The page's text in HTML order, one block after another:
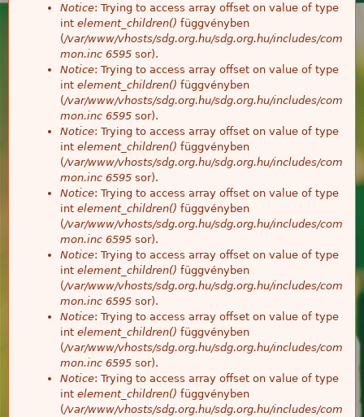
Notice: Trying to access array offset on value of type
int element_children() függvényben
(/var/www/vhosts/sdg.org.hu/sdg.org.hu/includes/com
mon.inc 6595 sor).
Notice: Trying to access array offset on value of type
int element_children() függvényben
(/var/www/vhosts/sdg.org.hu/sdg.org.hu/includes/com
mon.inc 6595 sor).
Notice: Trying to access array offset on value of type
int element_children() függvényben
(/var/www/vhosts/sdg.org.hu/sdg.org.hu/includes/com
mon.inc 6595 sor).
Notice: Trying to access array offset on value of type
int element_children() függvényben
(/var/www/vhosts/sdg.org.hu/sdg.org.hu/includes/com
mon.inc 6595 sor).
Notice: Trying to access array offset on value of type
int element_children() függvényben
(/var/www/vhosts/sdg.org.hu/sdg.org.hu/includes/com
mon.inc 6595 sor).
Notice: Trying to access array offset on value of type
int element_children() függvényben
(/var/www/vhosts/sdg.org.hu/sdg.org.hu/includes/com
mon.inc 6595 sor).
Notice: Trying to access array offset on value of type
int element_children() függvényben
(/var/www/vhosts/sdg.org.hu/sdg.org.hu/includes/com